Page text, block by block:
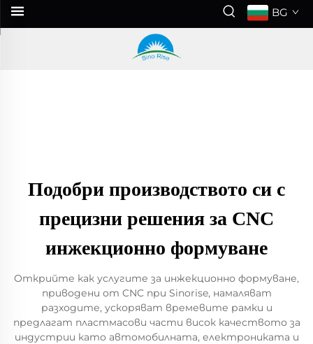
BG
Подобри производството си с
прецизни решения за CNC
инжекционно формуване
Открийте как услугите за инжекционно формуване,
приводени от CNC при Sinorise, намаляват
разходите, ускоряват времевите рамки и
предлагат пластмасови части висок качеството за
индустрии като автомобилната, електрониката и